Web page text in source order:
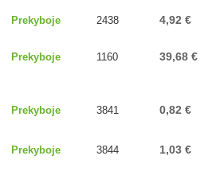
Prekyboje 2438 4,92 €
Prekyboje 1160 39,68 €
Prekyboje 3841 0,82 €
Prekyboje 3844 1,03 €